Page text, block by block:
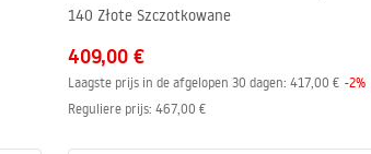
140 Złote Szczotkowane
409,00 €
Laagste prijs in de afgelopen 30 dagen: 417,00 € -2%
Reguliere prijs: 467,00 €